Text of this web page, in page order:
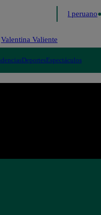
Fútbol peruano
Valentina Valiente
DeportesEspectáculos